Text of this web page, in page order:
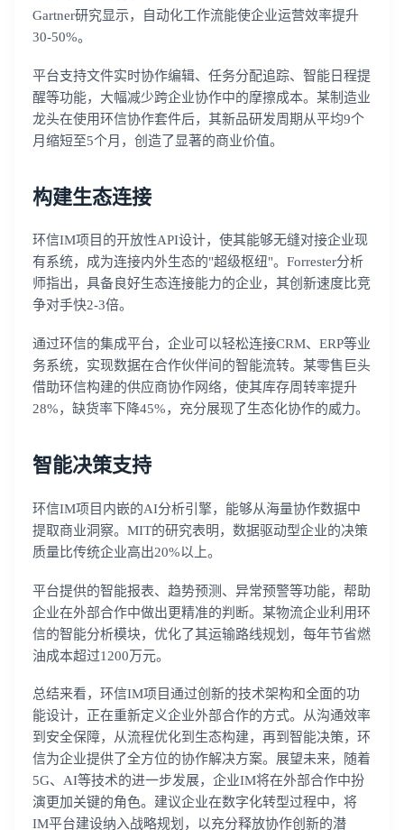
Gartner研究显示，自动化工作流能使企业运营效率提升
30-50%。
平台支持文件实时协作编辑、任务分配追踪、智能日程提
醒等功能，大幅减少跨企业协作中的摩擦成本。某制造业
龙头在使用环信协作套件后，其新品研发周期从平均9个
月缩短至5个月，创造了显著的商业价值。
构建生态连接
环信IM项目的开放性API设计，使其能够无缝对接企业现
有系统，成为连接内外生态的"超级枢纽"。Forrester分析
师指出，具备良好生态连接能力的企业，其创新速度比竞
争对手快2-3倍。
通过环信的集成平台，企业可以轻松连接CRM、ERP等业
务系统，实现数据在合作伙伴间的智能流转。某零售巨头
借助环信构建的供应商协作网络，使其库存周转率提升
28%，缺货率下降45%，充分展现了生态化协作的威力。
智能决策支持
环信IM项目内嵌的AI分析引擎，能够从海量协作数据中
提取商业洞察。MIT的研究表明，数据驱动型企业的决策
质量比传统企业高出20%以上。
平台提供的智能报表、趋势预测、异常预警等功能，帮助
企业在外部合作中做出更精准的判断。某物流企业利用环
信的智能分析模块，优化了其运输路线规划，每年节省燃
油成本超过1200万元。
总结来看，环信IM项目通过创新的技术架构和全面的功
能设计，正在重新定义企业外部合作的方式。从沟通效率
到安全保障，从流程优化到生态构建，再到智能决策，环
信为企业提供了全方位的协作解决方案。展望未来，随着
5G、AI等技术的进一步发展，企业IM将在外部合作中扮
演更加关键的角色。建议企业在数字化转型过程中，将
IM平台建设纳入战略规划，以充分释放协作创新的潜